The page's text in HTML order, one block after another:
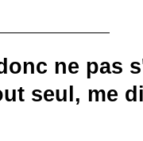
ne pas
seul, me